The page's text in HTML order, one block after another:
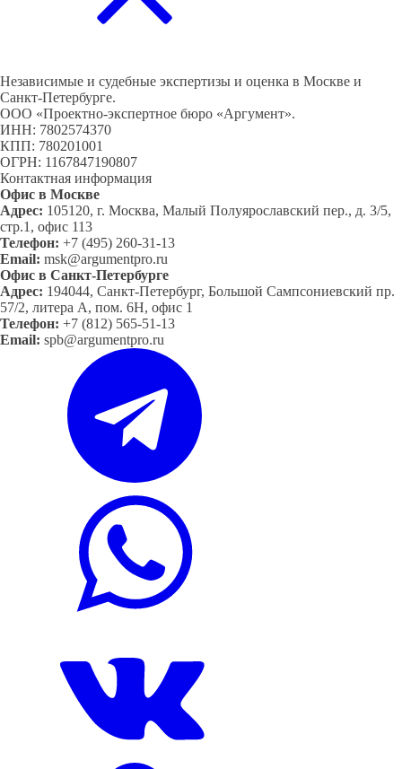
Независимые и судебные экспертизы и оценка в Москве и
Санкт-Петербурге.
ООО «Проектно-экспертное бюро «Аргумент».
ИНН: 7802574370
КПП: 780201001
ОГРН: 1167847190807
Контактная информация
Офис в Москве
Адрес: 105120, г. Москва, Малый Полуярославский пер., д. 3/5,
стр.1, офис 113
Телефон: +7 (495) 260-31-13
Email: msk@argumentpro.ru
Офис в Санкт-Петербурге
Адрес: 194044, Санкт-Петербург, Большой Сампсониевский пр.
57/2, литера А, пом. 6Н, офис 1
Телефон: +7 (812) 565-51-13
Email: spb@argumentpro.ru